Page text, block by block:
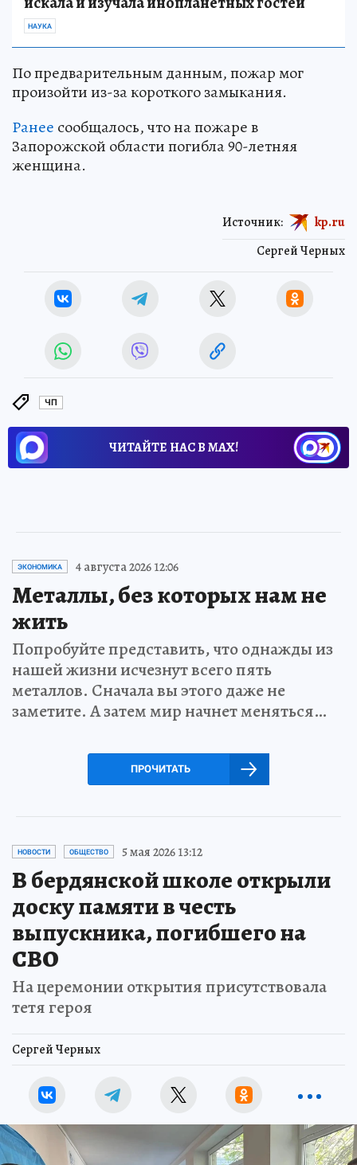
НАУКА
По предварительным данным, пожар мог
произойти из-за короткого замыкания.
Ранее сообщалось, что на пожаре в
Запорожской области погибла 90-летняя
женщина.
Сергей Черных
Источник: kp.ru
ЧП
ЧИТАЙТЕ НАС В МАХ!
ЭКОНОМИКА 4 августа 2026 12:06
Металлы, без которых нам не
жить
Попробуйте представить, что однажды из
нашей жизни исчезнут всего пять
металлов. Сначала вы этого даже не
заметите. А затем мир начнет меняться…
ПРОЧИТАТЬ
НОВОСТИ ОБЩЕСТВО 5 мая 2026 13:12
В бердянской школе открыли
доску памяти в честь
выпускника, погибшего на
СВО
На церемонии открытия присутствовала
тетя героя
Сергей Черных